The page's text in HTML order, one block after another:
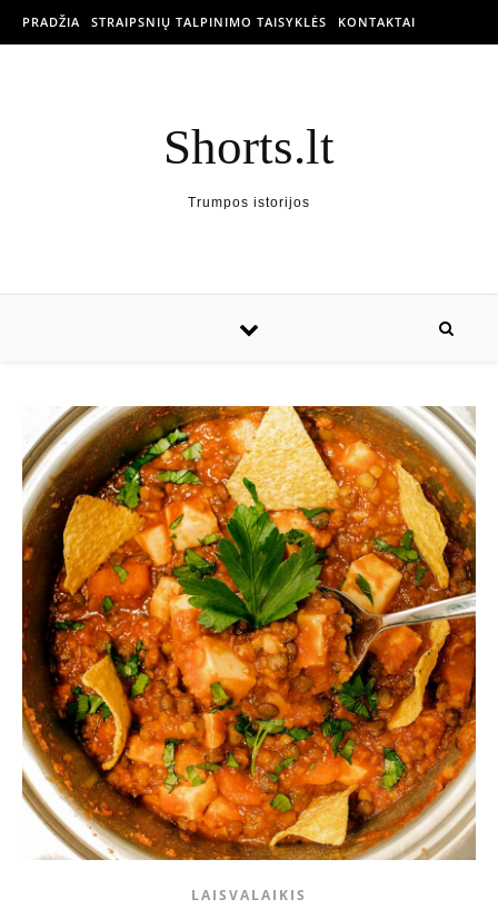
PRADŽIA STRAIPSNIŲ TALPINIMO TAISYKLĖS KONTAKTAI
Shorts.lt
Trumpos istorijos
LAISVALAIKIS